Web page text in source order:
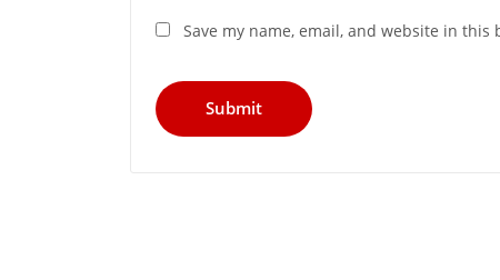
Save my name, email, and website in